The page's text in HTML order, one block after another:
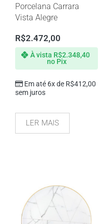
Porcelana Carrara
Vista Alegre
R$2.472,00
Em até 6x de R$412,00
sem juros
À vista R$2.348,40
no Pix
LER MAIS